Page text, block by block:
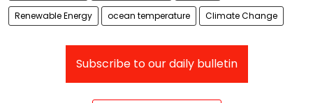
Renewable Energy ocean temperature Climate Change
Subscribe to our daily bulletin